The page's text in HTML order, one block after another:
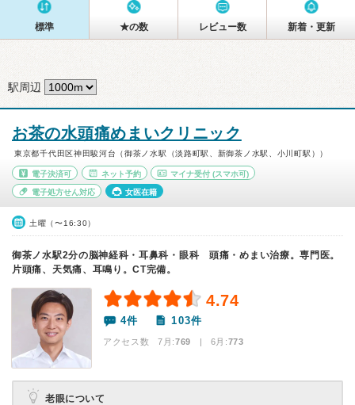
標準 ★の数 レビュー数 新着・更新
駅周辺
お茶の水頭痛めまいクリニック
東京都千代田区神田駿河台（御茶ノ水駅（淡路町駅、新御茶ノ水駅、小川町駅））
電子決済可 ネット予約 マイナ受付 (スマホ可)
電子処方せん対応 女医在籍
土曜（〜16:30）
御茶ノ水駅2分の脳神経科・耳鼻科・眼科 頭痛・めまい治療。専門医。
片頭痛、天気痛、耳鳴り。CT完備。
4.74
4件 103件
アクセス数 7月:769 | 6月:773
老眼について